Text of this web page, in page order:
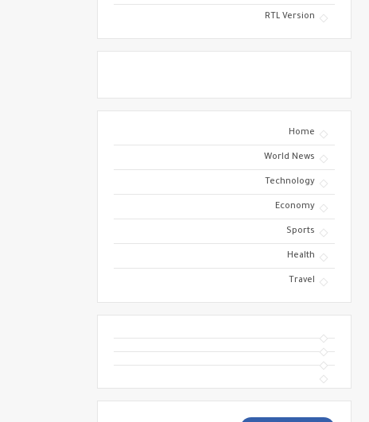
RTL Version
Home
World News
Technology
Economy
Sports
Health
Travel